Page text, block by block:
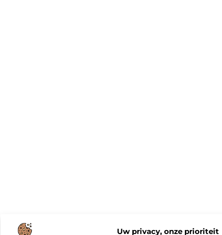
Uw privacy, onze prioriteit